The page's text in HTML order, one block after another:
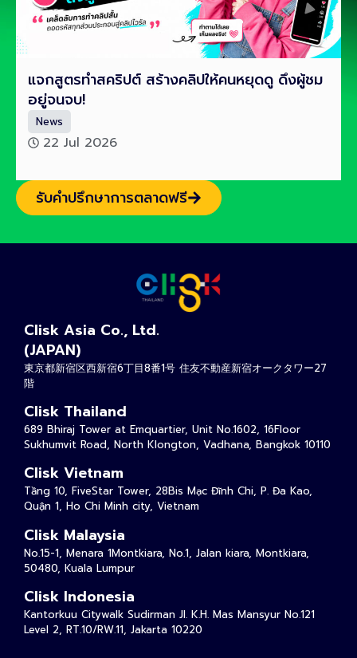
แจกสูตรทำสคริปต์ สร้างคลิปให้คนหยุดดู ดึงผู้ชม
อยู่จนจบ!
News
22 Jul 2026
รับคำปรึกษาการตลาดฟรี
Clisk Asia Co., Ltd.
(JAPAN)
東京都新宿区西新宿6丁目8番1号 住友不動産新宿オークタワー27
階
Clisk Thailand
689 Bhiraj Tower at Emquartier, Unit No.1602, 16Floor
Sukhumvit Road, North Klongton, Vadhana, Bangkok 10110
Clisk Vietnam
Tầng 10, FiveStar Tower, 28Bis Mạc Đĩnh Chi, P. Đa Kao,
Quận 1, Ho Chi Minh city, Vietnam
Clisk Malaysia
No.15-1, Menara 1Montkiara, No.1, Jalan kiara, Montkiara,
50480, Kuala Lumpur
Clisk Indonesia
Kantorkuu Citywalk Sudirman Jl. K.H. Mas Mansyur No.121
Level 2, RT.10/RW.11, Jakarta 10220